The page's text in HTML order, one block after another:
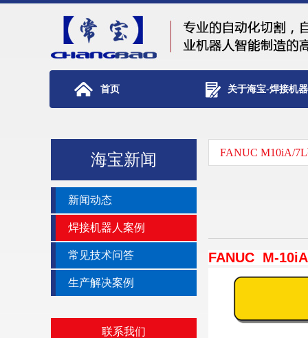
首页 关于海宝-焊接机
海宝新闻
新闻动态
焊接机器人案例
常见技术问答
生产解决案例
联系我们
FANUC M10iA/
FANUC M-